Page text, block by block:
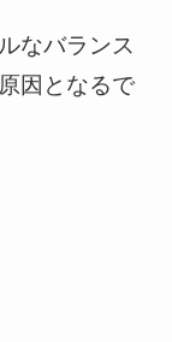
なバランス
因となるで